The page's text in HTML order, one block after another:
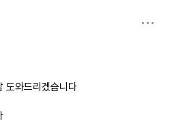
도와드리겠습니다